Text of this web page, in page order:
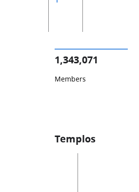
1,343,071
Members
Templos